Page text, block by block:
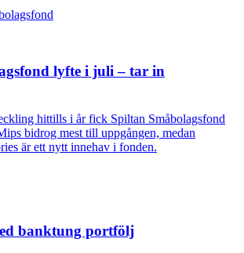
lyfte i juli – tar in
hittills i år fick Spiltan Småbolagsfond
bidrog mest till uppgången, medan
är ett nytt innehav i fonden.
banktung portfölj